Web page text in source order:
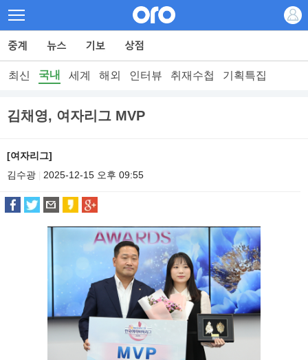
최신 국내 세계 해외 인터뷰 취재수첩 기획특집
김채영, 여자리그 MVP
[여자리그]
김수광
2025-12-15 오후 09:55